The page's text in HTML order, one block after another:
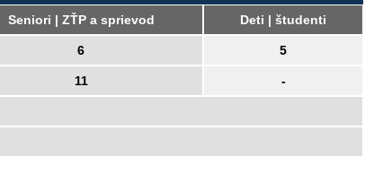
Seniori | ZŤP a sprievod Deti | študenti
6 5
11 -